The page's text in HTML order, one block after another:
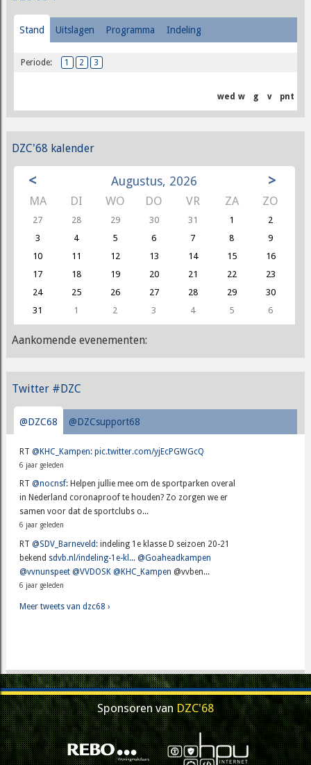
Stand Uitslagen Programma Indeling
Periode: 1 2 3
wed w g v pnt
DZC'68 kalender
< Augustus, 2026 >
MA DI WO DO VR ZA ZO
27 28 29 30 31 1
2
3
4 5 6 7 8
9
10
11 12 13 14 15
16
17
18 19 20 21 22
23
24
25 26 27 28 29
30
31
1 2 3 4 5 6
Aankomende evenementen:
Twitter #DZC
@DZC68 @DZCsupport68
RT@KHC_Kampen:pic.twitter.com/yjEcPGWGcQ
6 jaar geleden
RT@nocnsf: Helpen jullie mee om de sportparken overal
in Nederland coronaproof te houden? Zo zorgen we er
samen voor dat de sportclubs o...
6 jaar geleden
RT@SDV_Barneveld : indeling 1e klasse D seizoen 20-21
bekend sdvb.nl/indeling-1e-kl... @Goaheadkampen
@vvnunspeet @VVDOSK @KHC_Kampen @vvben...
6 jaar geleden
Meer tweets van dzc68 ›
Sponsoren vanDZC'68